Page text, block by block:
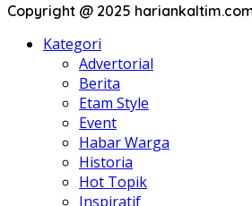
Copyright @ 2025
Kategori
Advertorial
Berita
Etam Style
Event
Habar Warga
Historia
Hot Topik
Inspiratif